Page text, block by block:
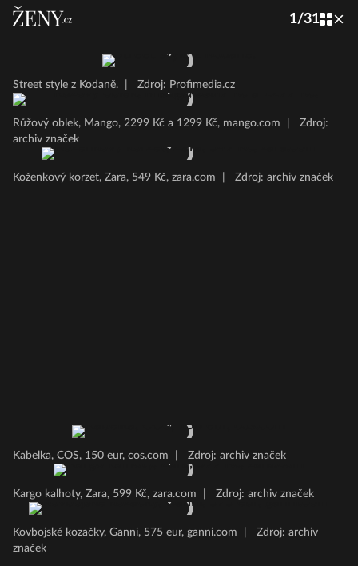
1/31
Street style z Kodaně. Zdroj: Profimedia.cz
Růžový oblek, Mango, 2299 Kč a 1299 Kč, mango.com
Zdroj:
archiv značek
Koženkový korzet, Zara, 549 Kč, zara.com Zdroj: archiv značek
Kabelka, COS, 150 eur, cos.com Zdroj: archiv značek
Kargo kalhoty, Zara, 599 Kč, zara.com Zdroj: archiv značek
Kovbojské kozačky, Ganni, 575 eur, ganni.com
Zdroj: archiv
značek